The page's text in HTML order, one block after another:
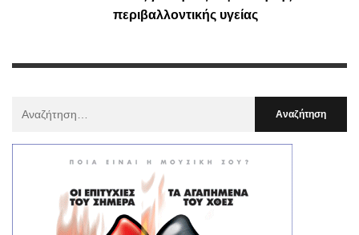
περιβαλλοντικής υγείας
: